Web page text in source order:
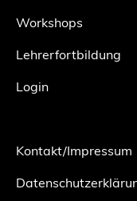
Workshops
Lehrerfortbildung
Login
Kontakt/Impressum